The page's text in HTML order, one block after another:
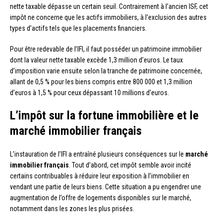
nette taxable dépasse un certain seuil. Contrairement à l’ancien ISF, cet
impôt ne concerne que les actifs immobiliers, à l’exclusion des autres
types d’actifs tels que les placements financiers.
Pour être redevable de l’IFI, il faut posséder un patrimoine immobilier
dont la valeur nette taxable excède 1,3 million d’euros. Le taux
d’imposition varie ensuite selon la tranche de patrimoine concernée,
allant de 0,5 % pour les biens compris entre 800 000 et 1,3 million
d’euros à 1,5 % pour ceux dépassant 10 millions d’euros.
L’impôt sur la fortune immobilière et le
marché immobilier français
L’instauration de l’IFI a entraîné plusieurs conséquences sur le marché
immobilier français . Tout d’abord, cet impôt semble avoir incité
certains contribuables à réduire leur exposition à l’immobilier en
vendant une partie de leurs biens. Cette situation a pu engendrer une
augmentation de l’offre de logements disponibles sur le marché,
notamment dans les zones les plus prisées.